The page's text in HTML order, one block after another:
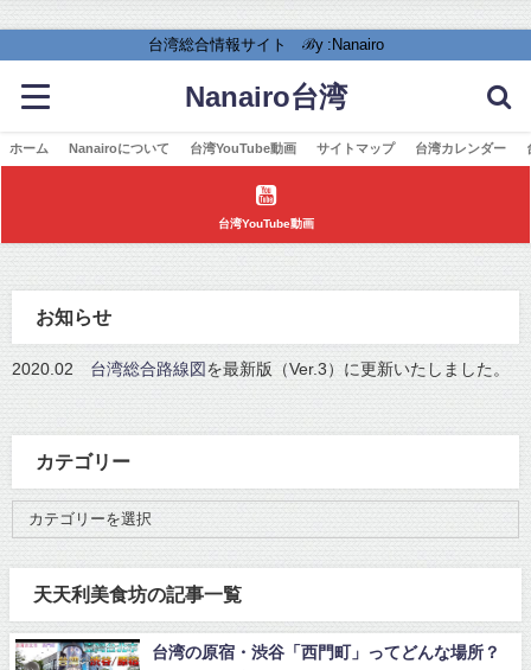
台湾総合情報サイト ℬy :Nanairo
Nanairo台湾
ホーム Nanairoについて 台湾YouTube動画 サイトマップ 台湾カレンダー
台湾YouTube動画
お知らせ
2020.02 台湾総合路線図 を最新版（Ver.3）に更新いたしました。
カテゴリー
天天利美食坊の記事一覧
台湾の原宿・渋谷「西門町」ってどんな場所？